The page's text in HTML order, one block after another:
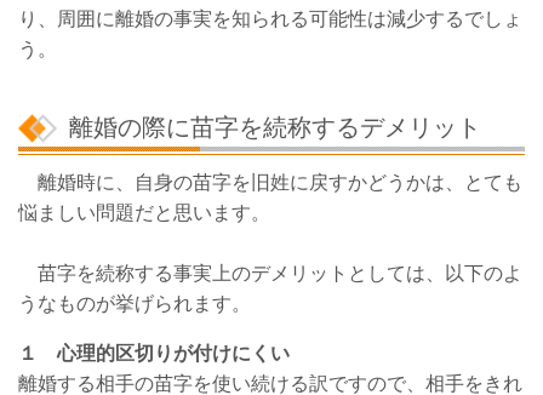
り、周囲に離婚の事実を知られる可能性は減少するでしょ
う。
離婚の際に苗字を続称するデメリット
離婚時に、自身の苗字を旧姓に戻すかどうかは、とても
悩ましい問題だと思います。
苗字を続称する事実上のデメリットとしては、以下のよ
うなものが挙げられます。
１ 心理的区切りが付けにくい
離婚する相手の苗字を使い続ける訳ですので、相手をきれ